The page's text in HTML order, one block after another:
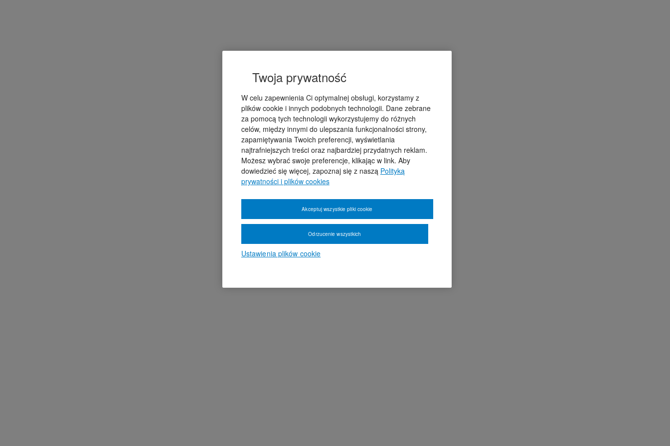
Twoja prywatność
W celu zapewnienia Ci optymalnej obsługi, korzystamy z
plików cookie i innych podobnych technologii. Dane zebrane
za pomocą tych technologii wykorzystujemy do różnych
celów, między innymi do ulepszania funkcjonalności strony,
zapamiętywania Twoich preferencji, wyświetlania
najtrafniejszych treści oraz najbardziej przydatnych reklam.
Możesz wybrać swoje preferencje, klikając w link. Aby
dowiedzieć się więcej, zapoznaj się z naszą Polityką
prywatności i plików cookies
Ustawienia plików cookie
Odrzucenie wszystkich
Akceptuj wszystkie pliki cookie